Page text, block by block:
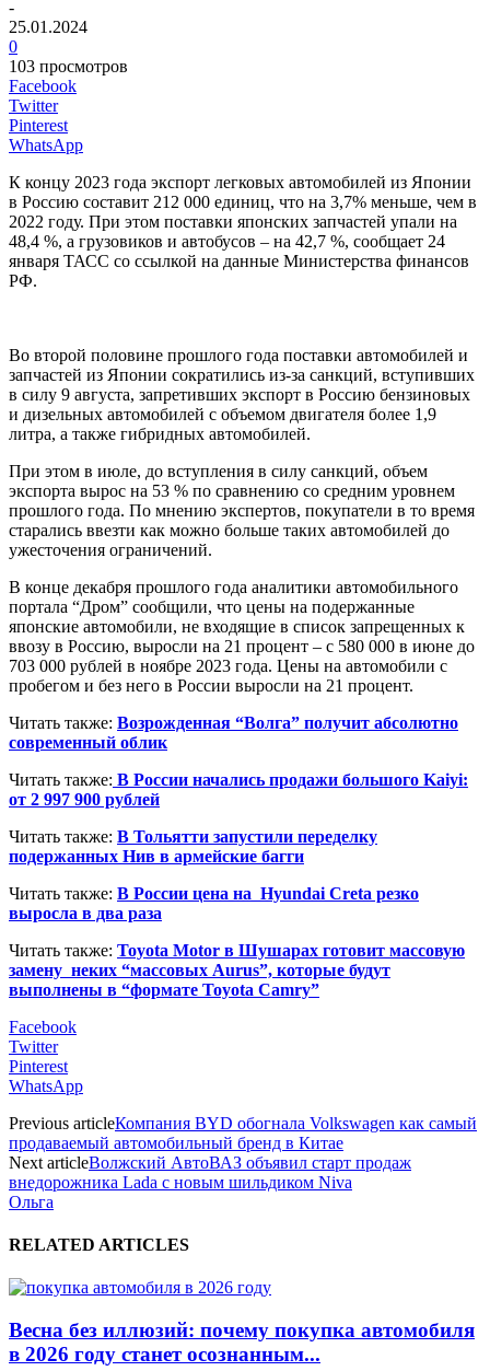
-
25.01.2024
0
103 просмотров
Facebook
Twitter
Pinterest
WhatsApp
К концу 2023 года экспорт легковых автомобилей из Японии
в Россию составит 212 000 единиц, что на 3,7% меньше, чем в
2022 году. При этом поставки японских запчастей упали на
48,4 %, а грузовиков и автобусов – на 42,7 %, сообщает 24
января ТАСС со ссылкой на данные Министерства финансов
РФ.
Во второй половине прошлого года поставки автомобилей и
запчастей из Японии сократились из-за санкций, вступивших
в силу 9 августа, запретивших экспорт в Россию бензиновых
и дизельных автомобилей с объемом двигателя более 1,9
литра, а также гибридных автомобилей.
При этом в июле, до вступления в силу санкций, объем
экспорта вырос на 53 % по сравнению со средним уровнем
прошлого года. По мнению экспертов, покупатели в то время
старались ввезти как можно больше таких автомобилей до
ужесточения ограничений.
В конце декабря прошлого года аналитики автомобильного
портала “Дром” сообщили, что цены на подержанные
японские автомобили, не входящие в список запрещенных к
ввозу в Россию, выросли на 21 процент – с 580 000 в июне до
703 000 рублей в ноябре 2023 года. Цены на автомобили с
пробегом и без него в России выросли на 21 процент.
Читать также: Возрожденная “Волга” получит абсолютно
современный облик
Читать также: В России начались продажи большого Kaiyi:
от 2 997 900 рублей
Читать также: В Тольятти запустили переделку
подержанных Нив в армейские багги
Читать также: В России цена на Hyundai Creta резко
выросла в два раза
Читать также: Toyota Motor в Шушарах готовит массовую
замену неких “массовых Aurus”, которые будут
выполнены в “формате Toyota Camry”
Facebook
Twitter
Pinterest
WhatsApp
Previous articleКомпания BYD обогнала Volkswagen как самый
продаваемый автомобильный бренд в Китае
Next articleВолжский АвтоВАЗ объявил старт продаж
внедорожника Lada с новым шильдиком Niva
Ольга
RELATED ARTICLES
Весна без иллюзий: почему покупка автомобиля
в 2026 году станет осознанным...